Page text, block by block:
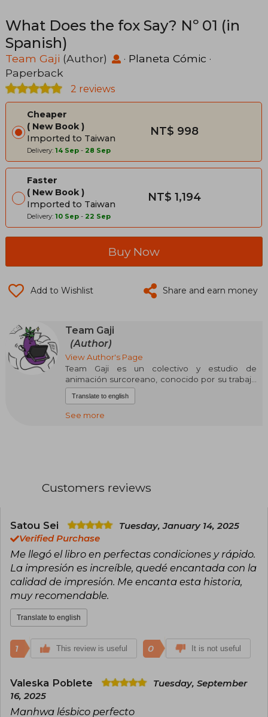
What Does the fox Say? Nº 01 (in
Spanish)
Team Gaji (Author) · Planeta Cómic ·
Paperback
2 reviews
Cheaper
New Book
Imported to Taiwan
Delivery: 14 Sep - 28 Sep
NT$ 998
Faster
New Book
Imported to Taiwan
Delivery: 10 Sep - 22 Sep
NT$ 1,194
Buy Now
Add to Wishlist Share and earn money
Team Gaji
(Author)
View Author's Page
Team Gaji es un colectivo y estudio de
animación surcoreano, conocido por su trabajo
en animación digital de estilo dinámico,
expresivo y orientado a formatos cortos para
difusión online. El estudio se ha destacado por
Does the Fox Say?, una adaptación visual del
fenómeno musical que amplificó el alcance
internacional de la canción gracias a su estilo
caricaturesco y altamente expresivo. Este
trabajo consolidó a Team Gaji como un
referente en animación viral, demostrando
cómo un estudio puede convertir un encargo
musical en una pieza icónica. Más que grandes
pocos segundos bien animados pueden decirlo
todo.
Translate to english
See more
Customers reviews
Satou Sei
Tuesday, January 14, 2025
Verified Purchase
Me llegó el libro en perfectas condiciones y rápido.
La impresión es increíble, quedé encantada con la
calidad de impresión. Me encanta esta historia,
muy recomendable.
Translate to english
1 This review is useful 0 It is not useful
Valeska Poblete
Tuesday, September
16, 2025
Manhwa lésbico perfecto